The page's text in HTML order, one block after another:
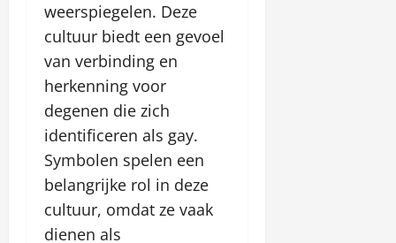
weerspiegelen. Deze
cultuur biedt een gevoel
van verbinding en
herkenning voor
degenen die zich
identificeren als gay.
Symbolen spelen een
belangrijke rol in deze
cultuur, omdat ze vaak
dienen als